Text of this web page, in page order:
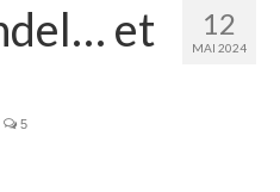
12
MAI 2024
et
5